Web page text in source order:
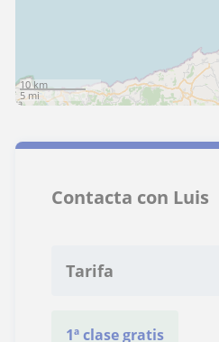
10 km
5 mi
Contacta con Luis
Tarifa
1ª clase gratis